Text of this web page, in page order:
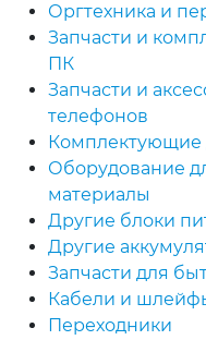
Оргтехника и
Запчасти и
ПК
Запчасти и
телефонов
Комплектующие
Оборудование
материалы
Другие блоки
Другие
Запчасти для
Кабели и
Переходники